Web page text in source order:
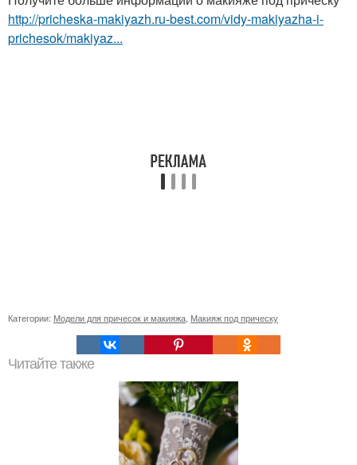
http://pricheska-makiyazh.ru-best.com/vidy-makiyazha-i-
prichesok/makiyaz...
Категории: Модели для причесок и макияжа Макияж под прическу
Читайте также